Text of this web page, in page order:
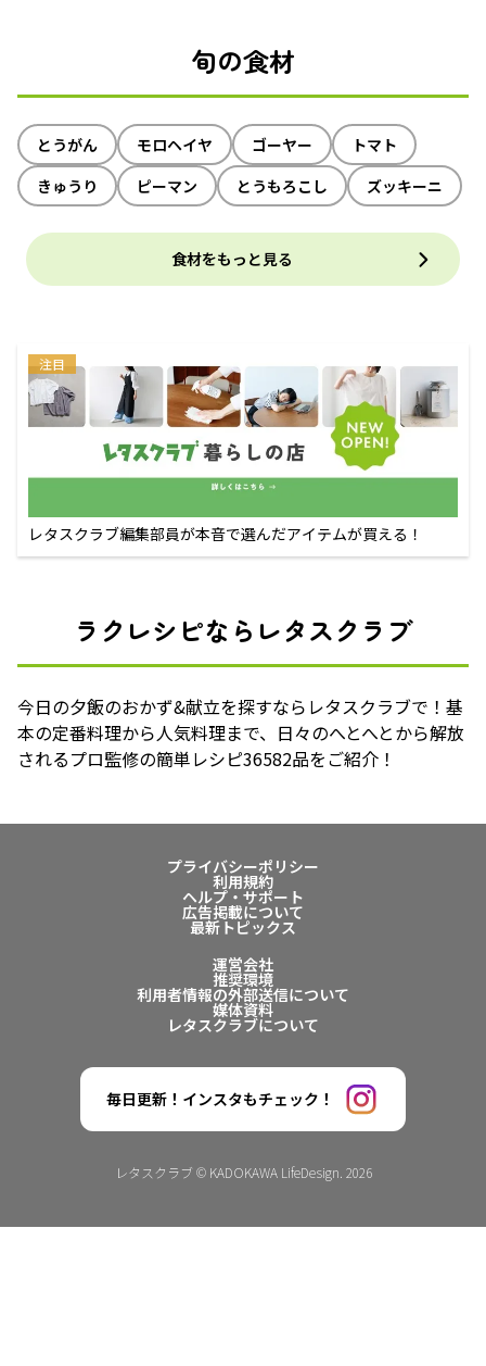
旬の食材
とうがん モロヘイヤ ゴーヤー
トマト
きゅうり
ピーマン とうもろこし ズッキーニ
食材をもっと見る
注目
レタスクラブ編集部員が本音で選んだアイテムが買える！
ラクレシピならレタスクラブ
今日の夕飯のおかず&献立を探すならレタスクラブで！基
本の定番料理から人気料理まで、日々のへとへとから解放
されるプロ監修の簡単レシピ36582品をご紹介！
プライバシーポリシー
利用規約
ヘルプ・サポート
広告掲載について
最新トピックス
運営会社
推奨環境
利用者情報の外部送信について
媒体資料
レタスクラブについて
毎日更新！インスタもチェック！
レタスクラブ © KADOKAWA LifeDesign. 2026